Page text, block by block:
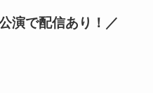
演で配信あり！／